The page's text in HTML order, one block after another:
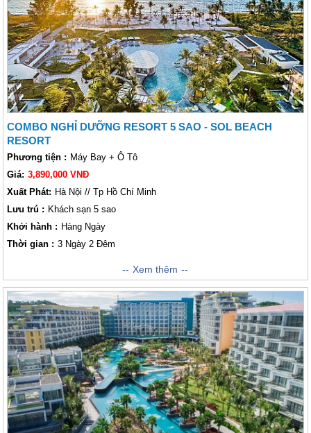
cá với người dân địa phương. Nhà tù Phú Quốc và Vườn quốc gia Phú
Quốc sẽ giúp bạn hiểu thêm về Lịch sử và Thiên nhiên Phú Quốc. Hãy
đến Phú Quốc với lịch trình 3 ngày 2 đêm để có một chuyến đi đáng nhớ
nhé!
COMBO NGHỈ DƯỠNG RESORT 5 SAO - SOL BEACH
RESORT
Phương tiện : Máy Bay + Ô Tô
Giá: 3,890,000 VNĐ
Xuất Phát: Hà Nội // Tp Hồ Chí Minh
Lưu trú : Khách sạn 5 sao
Khởi hành : Hàng Ngày
Thời gian : 3 Ngày 2 Đêm
bãi Trườngduyên dáng và nép mình trong
khuôn viên vườn nhiệt đới xinh đẹp với lối đi thẳng ra bãi biển thơ
mộng nhất hòn đảo. Một khu nghỉ dưỡng với phong cách thoải mái,
tự nhiên sẽ đem đến cho bạn một kỳ nghỉ thực sự tươi mới.
Xem thêm